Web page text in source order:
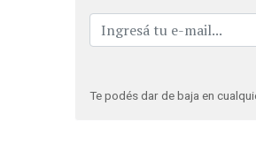
Te podés dar de baja en